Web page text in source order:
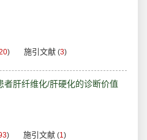
) 施引文献 (3)
肝纤维化/肝硬化的诊断价值
) 施引文献 (1)